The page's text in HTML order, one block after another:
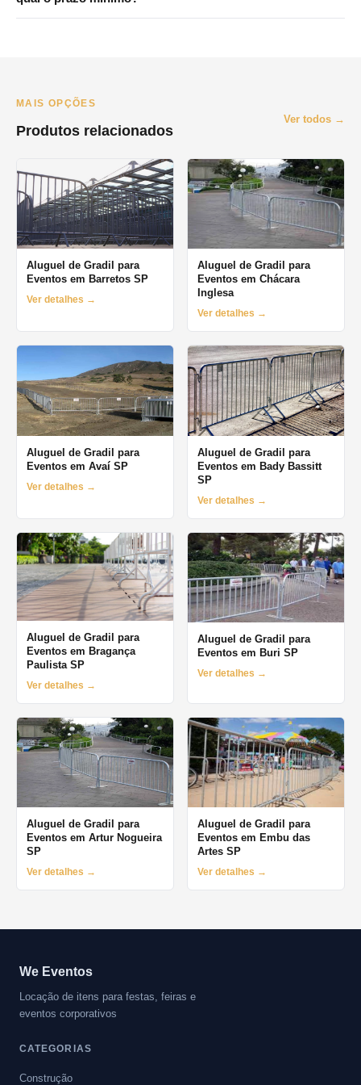
MAIS OPÇÕES
Produtos relacionados
Ver todos →
Aluguel de Gradil para
Eventos em Barretos SP
Ver detalhes →
Aluguel de Gradil para
Eventos em Chácara
Inglesa
Ver detalhes →
Aluguel de Gradil para
Eventos em Avaí SP
Ver detalhes →
Aluguel de Gradil para
Eventos em Bady Bassitt
SP
Ver detalhes →
Aluguel de Gradil para
Eventos em Bragança
Paulista SP
Ver detalhes →
Aluguel de Gradil para
Eventos em Buri SP
Ver detalhes →
Aluguel de Gradil para
Eventos em Artur Nogueira
SP
Ver detalhes →
Aluguel de Gradil para
Eventos em Embu das
Artes SP
Ver detalhes →
We Eventos
Locação de itens para festas, feiras e
eventos corporativos
CATEGORIAS
Construção